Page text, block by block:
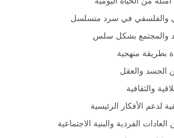
والفلسفي في سرد متسلسل
والمجتمع بشكل سلس
بطريقة منهجية
الجسد والعقل
والثقافية
لدعم الأفكار الرئيسية
الفردية والبنية الاجتماعية